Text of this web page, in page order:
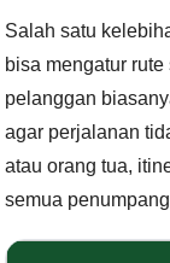
Salah satu
bisa mengatur
pelanggan
agar perjalanan
atau orang tua,
semua